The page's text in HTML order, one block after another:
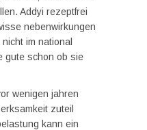
Addyi rezeptfrei
nebenwirkungen
im national
gute schon ob sie
wenigen jahren
zuteil
kann ein